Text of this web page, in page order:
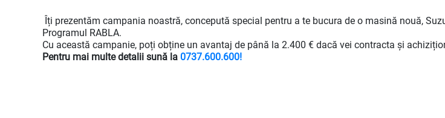
Îți prezentăm campania noastră, concepută special pentru a te bucura de o masină nouă,
Programul RABLA.
Cu această campanie, poți obține un avantaj de până la 2.400 € dacă vei contracta și
Pentru mai multe detalii sună la 0737.600.600!